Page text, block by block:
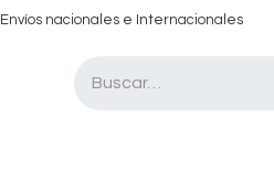
​​ E​nvíos nacionales e ​​​Internacionales​